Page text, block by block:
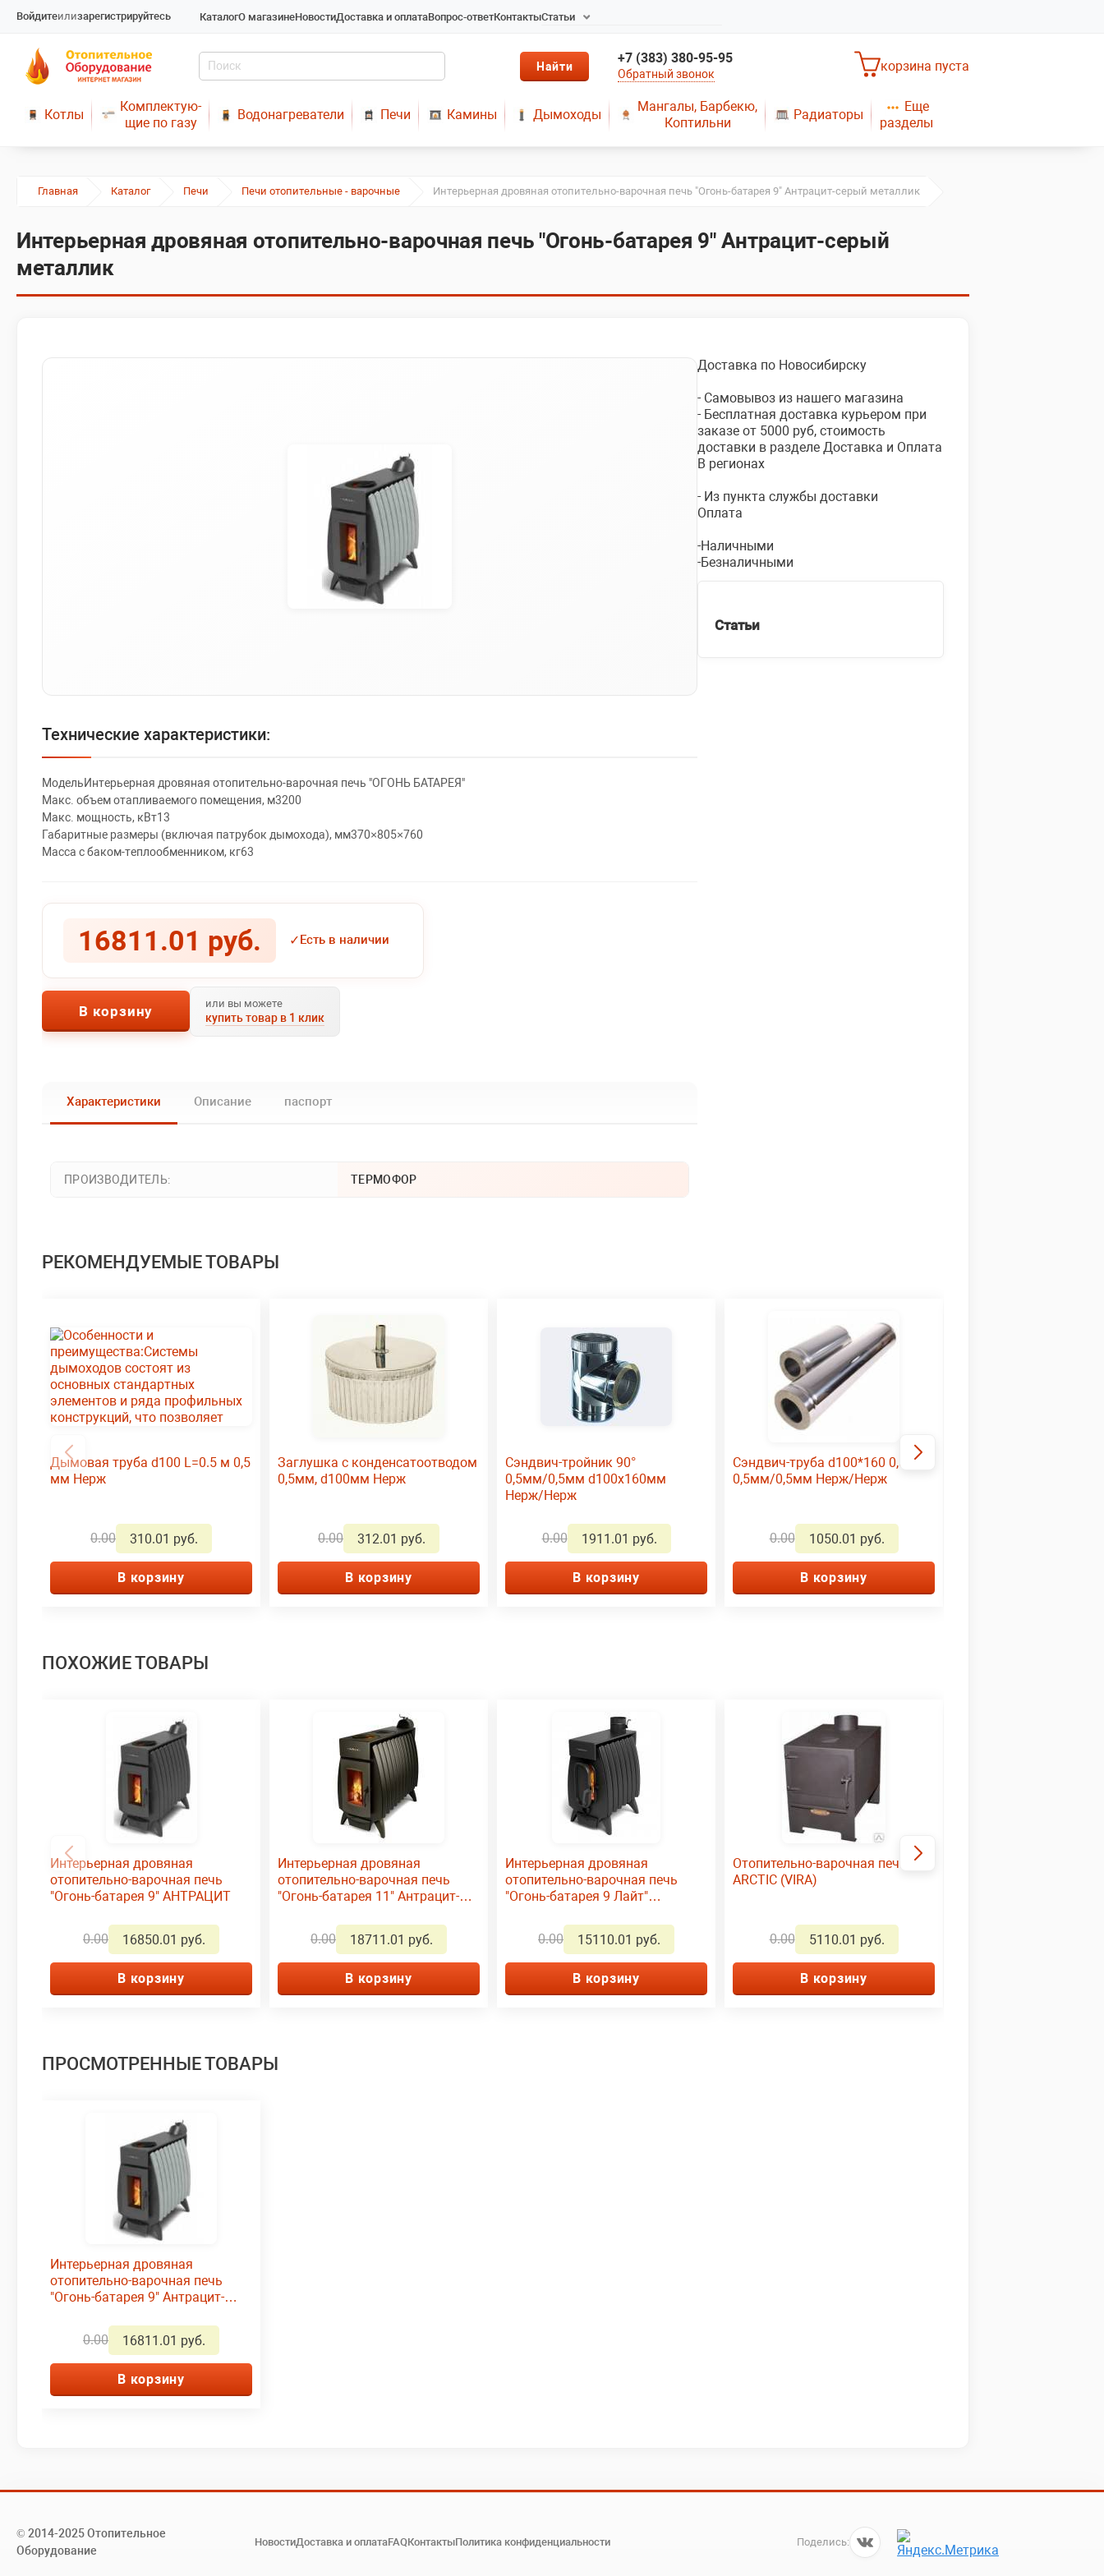
Войдитеилизарегистрируйтесь КаталогО магазинеНовостиДоставка и оплатаВопрос-ответКонтактыСтатьи
Радиаторы отопления в
Новосибирске
Твердотопливные котлы
длительного горения
Металопластик
ДЫМОХОД ОТ
ПРОИЗВОДИТЕЛЯ
МОНТАЖ СИСТЕМ
+7 (383) 380-95-95
Обратный звонок
корзина пуста
Котлы
Комплектую-
щие по газу
Водонагреватели Печи Камины Дымоходы
Мангалы, Барбекю,
Коптильни
Радиаторы
Еще
разделы
Плиты газовые
Главная Каталог Печи Печи отопительные - варочные Интерьерная дровяная отопительно-варочная печь "Огонь-батарея 9" Антрацит-серый металлик
Интерьерная дровяная отопительно-варочная печь "Огонь-батарея 9" Антрацит-серый
металлик
Технические характеристики:
МодельИнтерьерная дровяная отопительно-варочная печь "ОГОНЬ БАТАРЕЯ"
Макс. объем отапливаемого помещения, м3200
Макс. мощность, кВт13
Габаритные размеры (включая патрубок дымохода), мм370×805×760
Масса с баком-теплообменником, кг63
16811.01 руб. ✓Есть в наличии
В корзину или вы можете
купить товар в 1 клик
Характеристики Описание паспорт
ПРОИЗВОДИТЕЛЬ: ТЕРМОФОР
Доставка по Новосибирску
- Самовывоз из нашего магазина
- Бесплатная доставка курьером при
заказе от 5000 руб, стоимость
доставки в разделе Доставка и Оплата
В регионах
- Из пункта службы доставки
Оплата
-Наличными
-Безналичными
Статьи
РЕКОМЕНДУЕМЫЕ ТОВАРЫ
Дымовая труба d100 L=0.5 м 0,5
мм Нерж
0.00 310.01 руб.
В корзину
Заглушка с конденсатоотводом
0,5мм, d100мм Нерж
0.00 312.01 руб.
В корзину
Сэндвич-тройник 90°
0,5мм/0,5мм d100х160мм
Нерж/Нерж
0.00 1911.01 руб.
В корзину
Сэндвич-труба d100*160 0,5м
0,5мм/0,5мм Нерж/Нерж
0.00 1050.01 руб.
В корзину
ПОХОЖИЕ ТОВАРЫ
Интерьерная дровяная
отопительно-варочная печь
"Огонь-батарея 9" АНТРАЦИТ
0.00 16850.01 руб.
В корзину
Интерьерная дровяная
отопительно-варочная печь
"Огонь-батарея 11" Антрацит-
0.00
18711.01 руб.
В корзину
Интерьерная дровяная
отопительно-варочная печь
"Огонь-батарея 9 Лайт"
0.00
15110.01 руб.
В корзину
Отопительно-варочная печь
ARCTIC (VIRA)
0.00 5110.01 руб.
В корзину
ПРОСМОТРЕННЫЕ ТОВАРЫ
Интерьерная дровяная
отопительно-варочная печь
"Огонь-батарея 9" Антрацит-
0.00
16811.01 руб.
В корзину
© 2014-2025 Отопительное
Оборудование
НовостиДоставка и оплатаFAQКонтактыПолитика конфиденциальности Поделись: